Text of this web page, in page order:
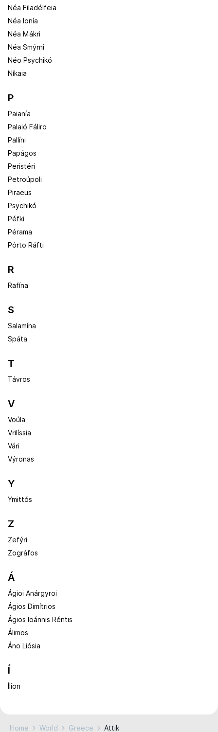
Néa Filadélfeia
Néa Ionía
Néa Mákri
Néa Smýrni
Néo Psychikó
Níkaia
P
Paianía
Palaió Fáliro
Pallíni
Papágos
Peristéri
Petroúpoli
Piraeus
Psychikó
Péfki
Pérama
Pórto Ráfti
R
Rafína
S
Salamína
Spáta
T
Távros
V
Voúla
Vrilíssia
Vári
Výronas
Y
Ymittós
Z
Zefýri
Zográfos
Á
Ágioi Anárgyroi
Ágios Dimítrios
Ágios Ioánnis Réntis
Álimos
Áno Liósia
Í
Ílion
Home World Greece Attik